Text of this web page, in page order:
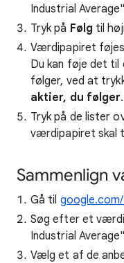
Industrial
Tryk på Følg til
Værdipapiret
Du kan føje det til
følger, ved at
aktier, du følger.
Tryk på de lister
værdipapiret skal
Sammenlign
Gå til
Søg efter et
Industrial
Vælg et af de